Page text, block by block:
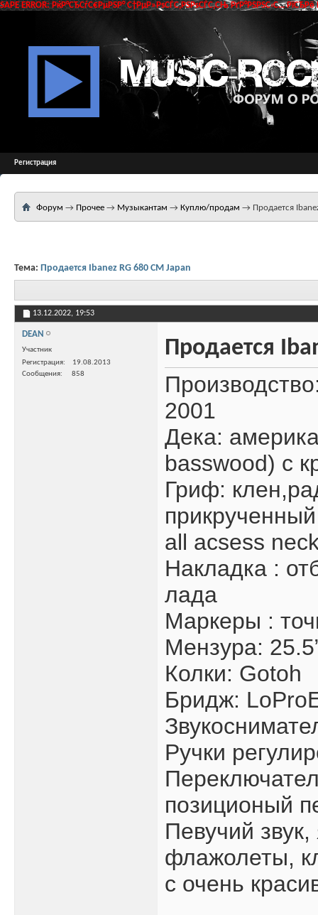
SAPE ERROR: РќР°СЂСѓС€РµРЅР° С†РµР»РѕСЃС‚РЅРѕСЃС‚СЊ РґР°РЅРЅС‹С…
Регистрация
Форум → Прочее → Музыкантам → Куплю/продам → Продается
Тема: Продается Ibanez RG 680 CM Japan
13.12.2022, 19:53
DEAN
Участник
Регистрация
19.08.2013
Сообщения
858
Продается
2001
Дека:
basswood) c
Гриф:
all acsess
Накладка :
лада
Маркеры :
Мензура:
Колки: Gotoh
Бридж:
Ручки
позиционый
Певучий
флажолеты,
с очень